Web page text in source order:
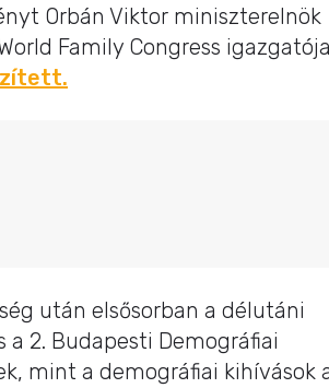
Orbán Viktor miniszterelnök
Family Congress
után elsősorban a délutáni
a 2. Budapesti Demográfiai
mint a demográfiai kihívások